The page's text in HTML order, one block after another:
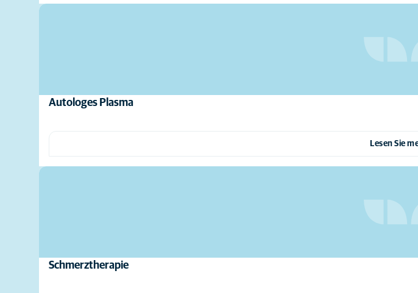
Autologes Plasma
Lesen Sie
Schmerztherapie